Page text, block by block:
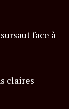
face à
claires